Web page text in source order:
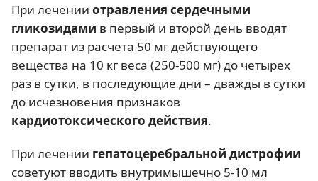
При лечении отравления сердечными
гликозидами в первый и второй день вводят
препарат из расчета 50 мг действующего
вещества на 10 кг веса (250-500 мг) до четырех
раз в сутки, в последующие дни – дважды в сутки
до исчезновения признаков
кардиотоксического действия.
При лечении гепатоцеребральной дистрофии
советуют вводить внутримышечно 5-10 мл